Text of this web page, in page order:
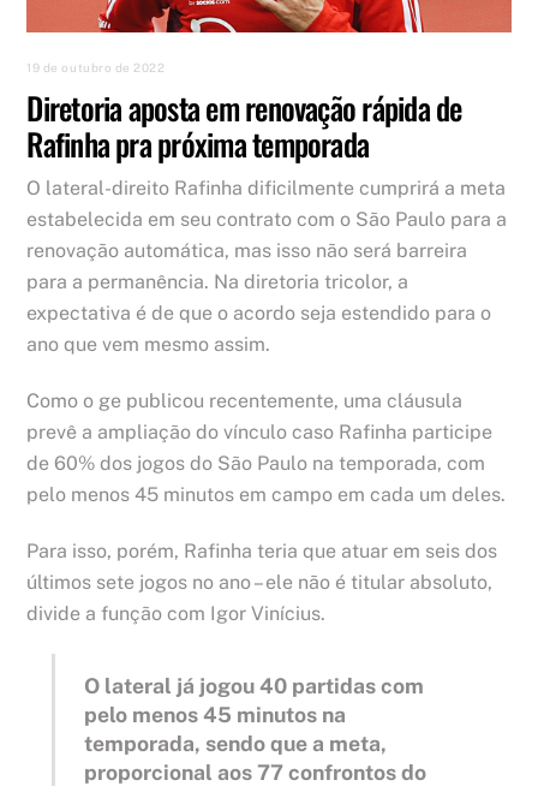
19 de outubro de 2022
Diretoria aposta em renovação rápida de
Rafinha pra próxima temporada
O lateral-direito Rafinha dificilmente cumprirá a meta
estabelecida em seu contrato com o São Paulo para a
renovação automática, mas isso não será barreira
para a permanência. Na diretoria tricolor, a
expectativa é de que o acordo seja estendido para o
ano que vem mesmo assim.
Como o ge publicou recentemente, uma cláusula
prevê a ampliação do vínculo caso Rafinha participe
de 60% dos jogos do São Paulo na temporada, com
pelo menos 45 minutos em campo em cada um deles.
Para isso, porém, Rafinha teria que atuar em seis dos
últimos sete jogos no ano – ele não é titular absoluto,
divide a função com Igor Vinícius.
O lateral já jogou 40 partidas com
pelo menos 45 minutos na
temporada, sendo que a meta,
proporcional aos 77 confrontos do